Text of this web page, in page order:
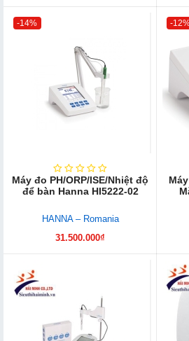
-14%
Máy đo PH/ORP/ISE/Nhiệt độ
để bàn Hanna HI5222-02
HANNA – Romania
31.500.000₫
-